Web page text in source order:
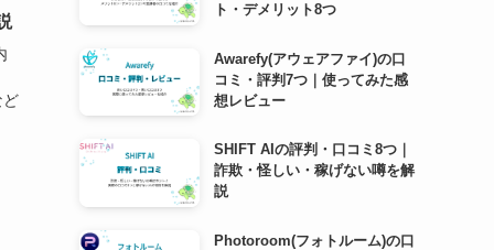
ど
ト・デメリット8つ
Awarefy(アウェアファイ)の口
コミ・評判7つ｜使ってみた感
想レビュー
SHIFT AIの評判・口コミ8つ｜
詐欺・怪しい・稼げない噂を解
説
Photoroom(フォトルーム)の口